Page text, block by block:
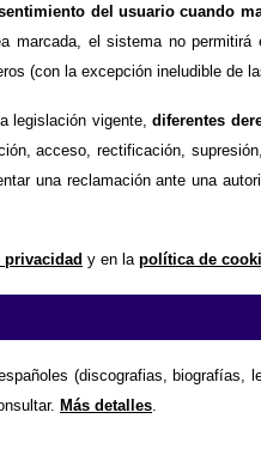
del usuario cuando
marcada, el sistema no
(con la excepción ineludible de
legislación vigente,diferentes
acceso, rectificación,
una reclamación ante una
y en la política de
(discografias, biografías,
Más detalles.